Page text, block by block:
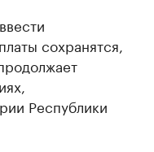
сохранятся,
Республики